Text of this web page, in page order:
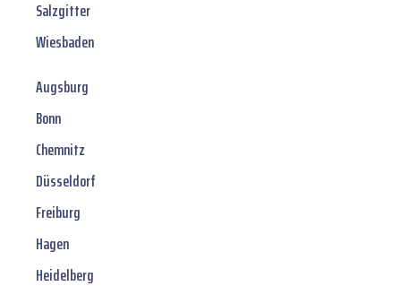
Salzgitter
Wiesbaden
Augsburg
Bonn
Chemnitz
Düsseldorf
Freiburg
Hagen
Heidelberg